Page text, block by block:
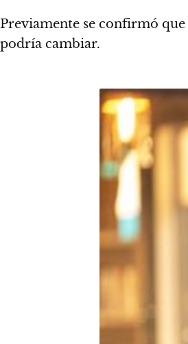
Previamente se confirmó que
podría cambiar.